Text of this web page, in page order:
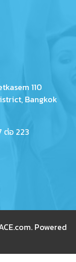
110
Bangkok
อ 223
. Powered